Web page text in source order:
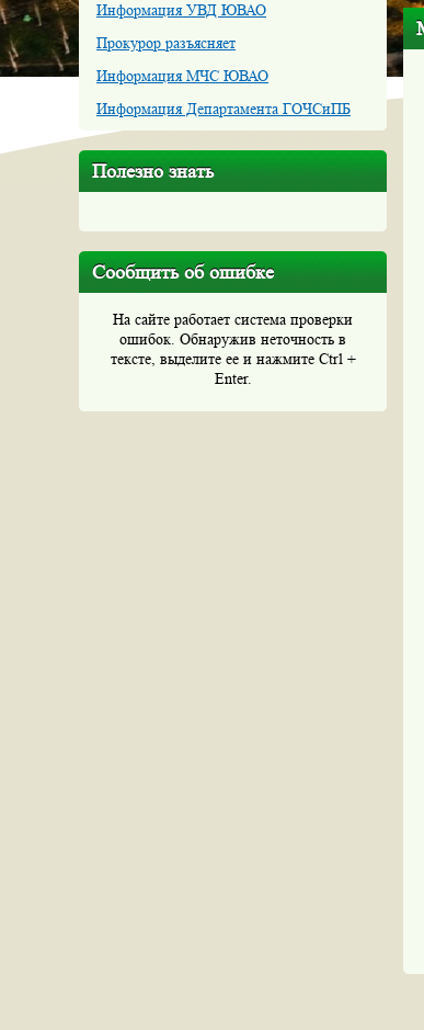
Информация УВД ЮВАО
Прокурор разъясняет
Информация МЧС ЮВАО
Информация Департамента ГОЧСиПБ
Полезно знать
Сообщить об ошибке
На сайте работает система проверки
ошибок. Обнаружив неточность в
тексте, выделите ее и нажмите Ctrl +
Enter.